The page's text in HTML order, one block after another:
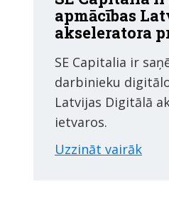
apmācības
akseleratora
SE Capitalia ir
darbinieku
Latvijas Digitālā
ietvaros.
Uzzināt vairāk